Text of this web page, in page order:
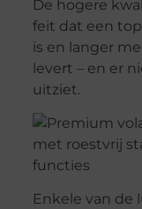
De hogere
feit dat een
is en langer
levert – en er
uitziet.
Enkele van de